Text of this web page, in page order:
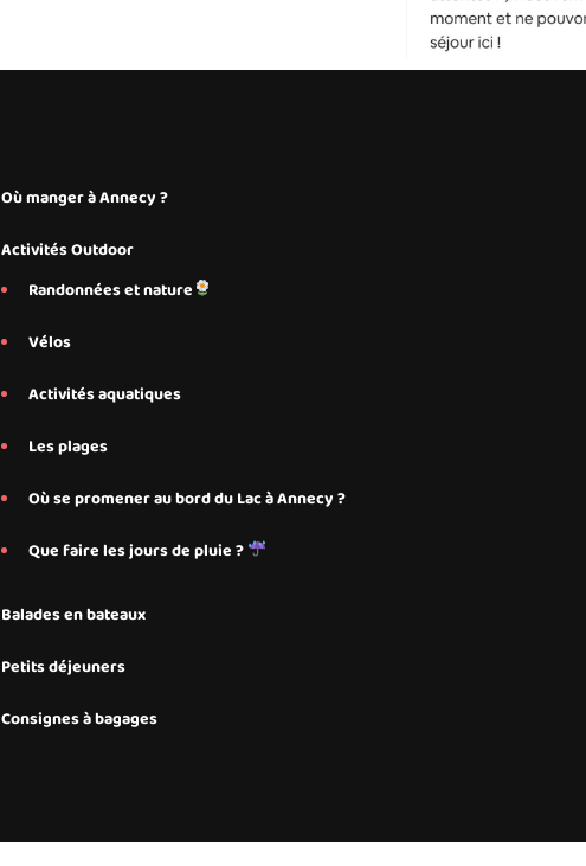
Où manger à Annecy ?
Activités Outdoor
Randonnées et nature
Vélos
Activités aquatiques
Les plages
Où se promener au bord du Lac à Annecy ?
Que faire les jours de pluie ?
Balades en bateaux
Petits déjeuners
Consignes à bagages